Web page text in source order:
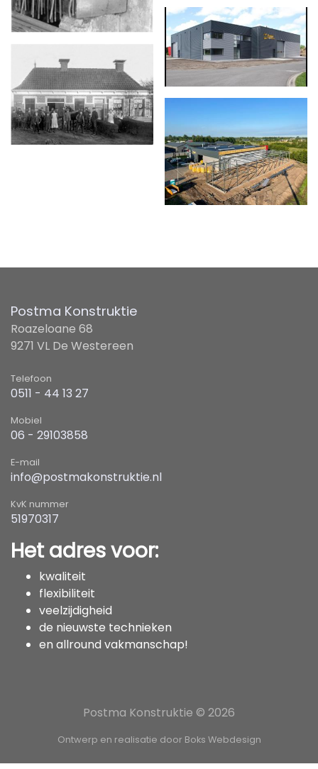
Postma Konstruktie
Roazeloane 68
9271 VL De Westereen
Telefoon
0511 - 44 13 27
Mobiel
06 - 29103858
E-mail
info@postmakonstruktie.nl
KvK nummer
51970317
Het adres voor:
kwaliteit
flexibiliteit
veelzijdigheid
de nieuwste technieken
en allround vakmanschap!
Postma Konstruktie © 2026
Ontwerp en realisatie door Boks Webdesign